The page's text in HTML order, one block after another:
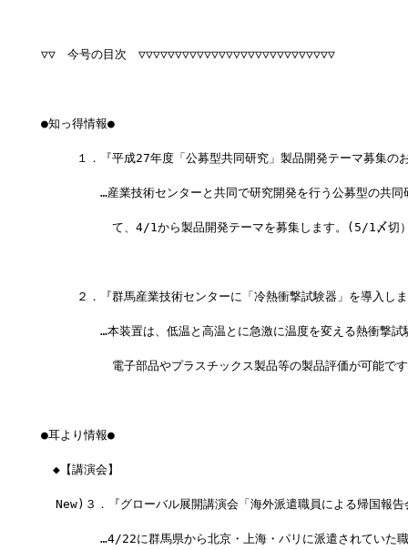
▽▽　今号の目次　▽▽▽▽▽▽▽▽▽▽▽▽▽▽▽▽▽▽▽▽▽▽▽▽▽▽▽
●知っ得情報●
１．『平成27年度「公募型共同研究」製品開発テーマ募集の
…産業技術センターと共同で研究開発を行う公募型の共同
て、4/1から製品開発テーマを募集します。(5/1〆切
２．『群馬産業技術センターに「冷熱衝撃試験器」を導入しま
…本装置は、低温と高温とに急激に温度を変える熱衝撃試
電子部品やプラスチックス製品等の製品評価が可能です
●耳より情報●
◆【講演会】
New)３．『グローバル展開講演会「海外派遣職員による帰国報告
…4/22に群馬県から北京・上海・パリに派遣されていた職